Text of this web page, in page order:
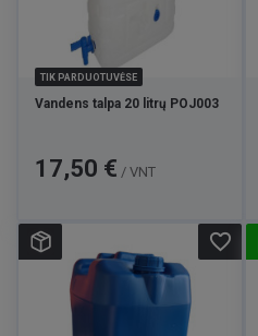
TIK PARDUOTUVĖSE
Vandens talpa 20 litrų POJ003
Kaina
17,50 € / VNT
favorite_border